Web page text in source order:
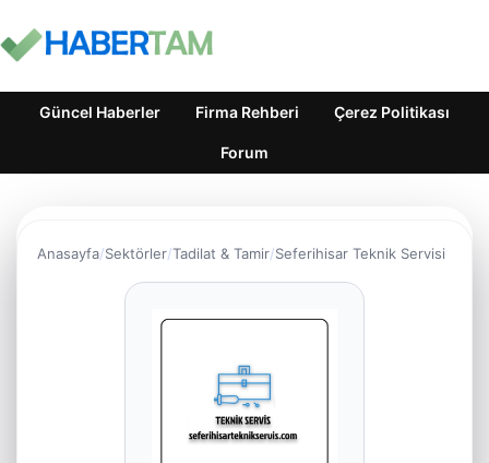
Güncel Haberler Firma Rehberi Çerez Politikası
Forum
Anasayfa Sektörler Tadilat & Tamir Seferihisar Teknik Servisi